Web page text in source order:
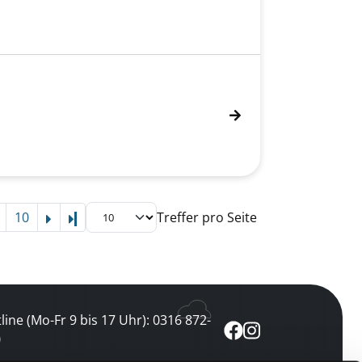
10 Letzte Seite Treffer pro Seite
(Mo-Fr 9 bis 17 Uhr): 0316 872-